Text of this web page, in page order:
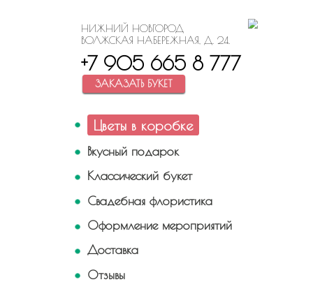
НИЖНИЙ НОВГОРОД
ВОЛЖСКАЯ НАБЕРЕЖНАЯ, Д. 24.
+7 905 665 8 777
ЗАКАЗАТЬ БУКЕТ
Цветы в коробке
Вкусный подарок
Классический букет
Свадебная флористика
Оформление мероприятий
Доставка